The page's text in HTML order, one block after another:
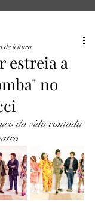
estreia a
no
de leitura
da vida contada